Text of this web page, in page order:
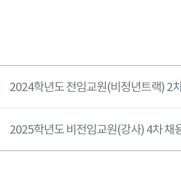
2024학년도 전임교원(비정년트랙) 2
2025학년도 비전임교원(강사) 4차 채